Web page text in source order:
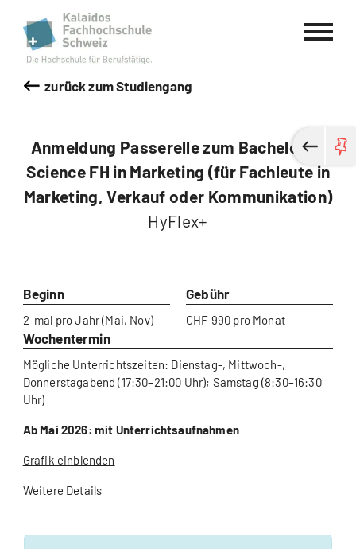
Kalaidos Fachhochschule Schweiz
zurück zum Studiengang
Anmeldung Passerelle zum Bachelor of
Science FH in Marketing (für Fachleute in
Marketing, Verkauf oder Kommunikation)
HyFlex+
Beginn
2-mal pro Jahr (Mai, Nov)
Gebühr
CHF 990 pro Monat
Wochentermin
Mögliche Unterrichtszeiten: Dienstag-, Mittwoch-,
Donnerstagabend (17:30–21:00 Uhr); Samstag (8:30–16:30
Uhr)
Ab Mai 2026: mit Unterrichtsaufnahmen
Grafik einblenden
Weitere Details